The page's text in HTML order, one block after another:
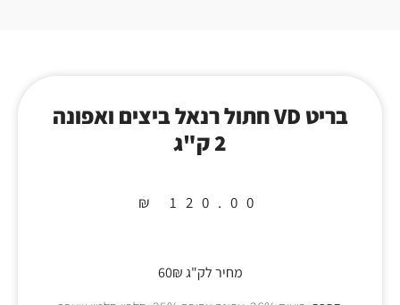
בריט VD חתול רנאל ביצים ואפונה
2 ק"ג
₪ 120.00
מחיר לק"ג 60₪